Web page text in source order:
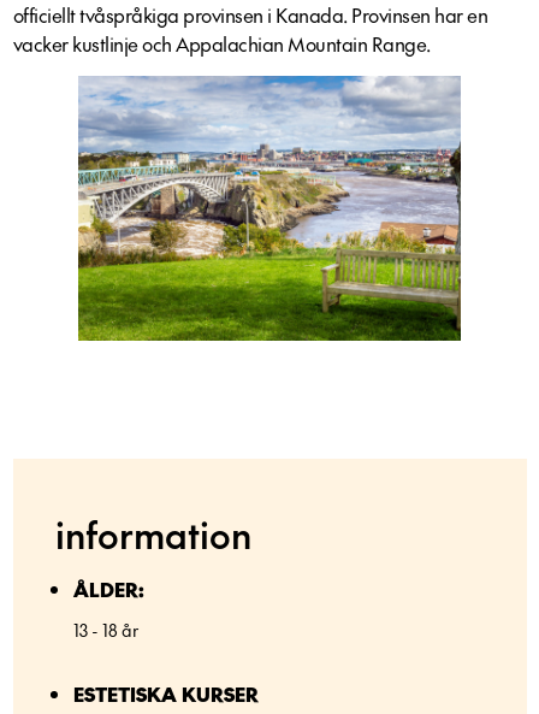
officiellt tvåspråkiga provinsen i Kanada. Provinsen har en
vacker kustlinje och Appalachian Mountain Range.
information
ÅLDER:
13 - 18 år
ESTETISKA KURSER